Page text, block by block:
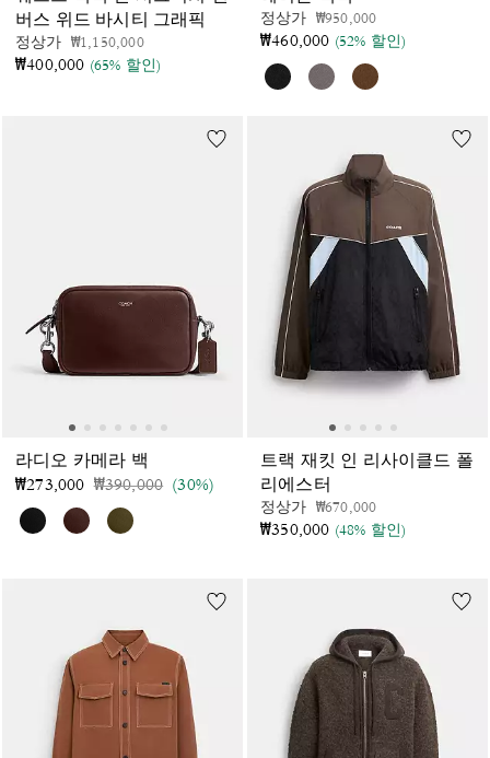
버스 위드 바시티 그래픽
정상가 가격 인하 전
₩1,150,000인하됨
₩400,000 (65% 할인)
정상가 가격 인하 전
₩950,000인하됨
₩460,000 (52% 할인)
라디오 카메라 백
₩273,000 가격 인하 전
₩390,000인하됨
(30%)
트랙 재킷 인 리사이클드 폴
리에스터
정상가 가격 인하 전
₩670,000인하됨
₩350,000 (48% 할인)